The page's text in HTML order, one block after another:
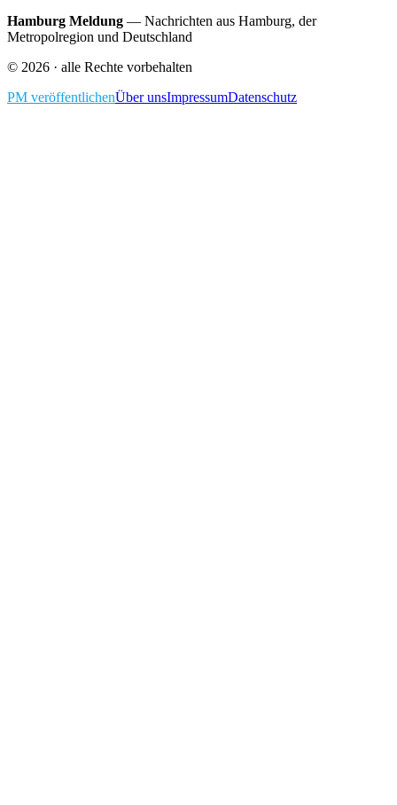
Hamburg Meldung — Nachrichten aus Hamburg, der
Metropolregion und Deutschland
© 2026 · alle Rechte vorbehalten
PM veröffentlichenÜber unsImpressumDatenschutz